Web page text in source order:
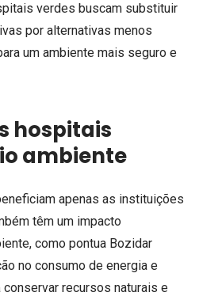
verdes buscam substituir
por alternativas menos
um ambiente mais seguro e
hospitais
ambiente
apenas as instituições
têm um impacto
como pontua Bozidar
no consumo de energia e
conservar recursos naturais e